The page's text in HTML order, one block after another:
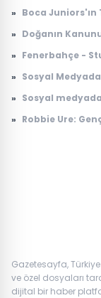
» Boca
» Doğanın
yayınlanacak?
» Fenerbahçe -
» Sosyal
» Sosyal
» Robbie Ure:
Gazetesayfa,
ve özel dosyaları
dijital bir haber